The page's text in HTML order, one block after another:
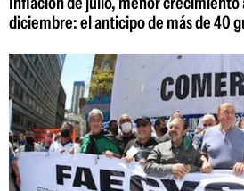
diciembre: el anticipo de más de 40